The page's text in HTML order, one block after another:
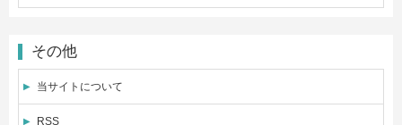
その他
当サイトについて
RSS